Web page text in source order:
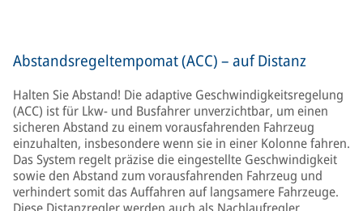
Abstandsregeltempomat (ACC) – auf Distanz
Halten Sie Abstand! Die adaptive Geschwindigkeitsregelung
(ACC) ist für Lkw- und Busfahrer unverzichtbar, um einen
sicheren Abstand zu einem vorausfahrenden Fahrzeug
einzuhalten, insbesondere wenn sie in einer Kolonne fahren.
Das System regelt präzise die eingestellte Geschwindigkeit
sowie den Abstand zum vorausfahrenden Fahrzeug und
verhindert somit das Auffahren auf langsamere Fahrzeuge.